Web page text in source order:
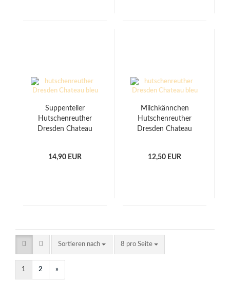
Suppenteller
Hutschenreuther
Dresden Chateau
14,90 EUR
Milchkännchen
Hutschenreuther
Dresden Chateau
12,50 EUR
Sortieren nach
Sortieren nach 8 pro Seite
pro Seite
1 2 »